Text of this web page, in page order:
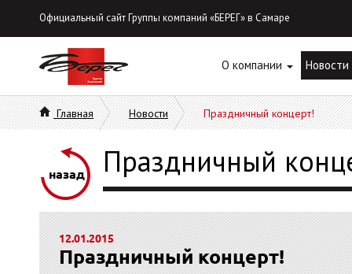
Официальный сайт Группы компаний «БЕРЕГ» в Самаре
О компании Новости
Главная Новости Праздничный концерт!
назад Праздничный
12.01.2015
Праздничный концерт!